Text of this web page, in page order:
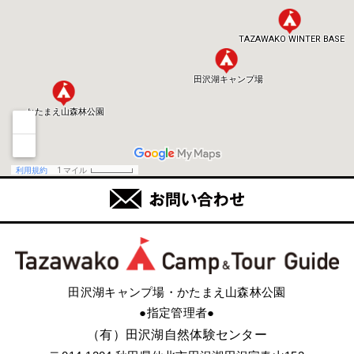
田沢湖キャンプ場・かたまえ山森林公園
●指定管理者●
（有）田沢湖自然体験センター